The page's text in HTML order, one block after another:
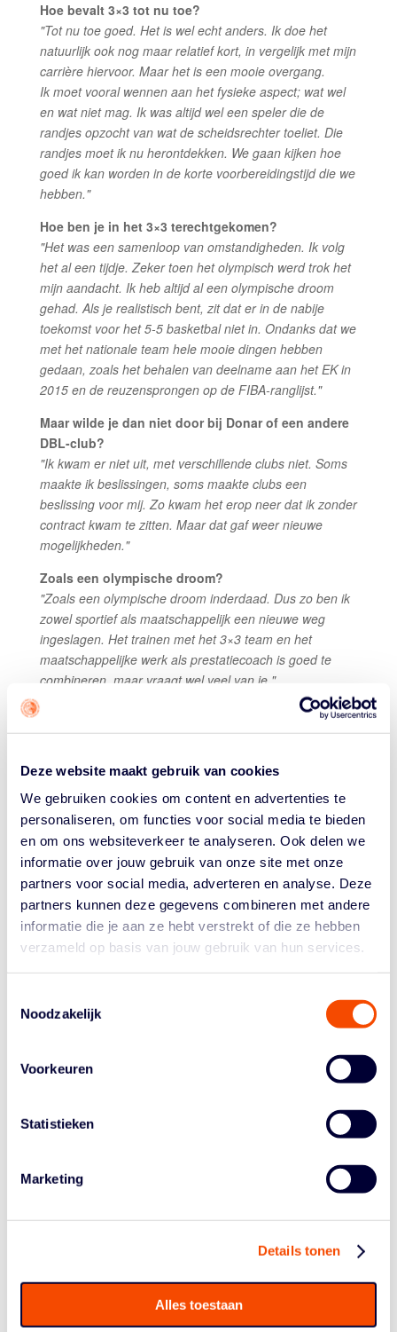
Deze website maakt gebruik van cookies
We gebruiken cookies om content en advertenties te
personaliseren, om functies voor social media te bieden
en om ons websiteverkeer te analyseren. Ook delen we
informatie over jouw gebruik van onze site met onze
partners voor social media, adverteren en analyse. Deze
partners kunnen deze gegevens combineren met andere
informatie die je aan ze hebt verstrekt of die ze hebben
verzameld op basis van jouw gebruik van hun services.
Noodzakelijk
Voorkeuren
Statistieken
Marketing
Details tonen
Alles toestaan
Hoe bevalt 3×3 tot nu toe?
"Tot nu toe goed. Het is wel echt anders. Ik doe het
natuurlijk ook nog maar relatief kort, in vergelijk met mijn
carrière hiervoor. Maar het is een mooie overgang.
Ik moet vooral wennen aan het fysieke aspect; wat wel
en wat niet mag. Ik was altijd wel een speler die de
randjes opzocht van wat de scheidsrechter toeliet. Die
randjes moet ik nu herontdekken. We gaan kijken hoe
goed ik kan worden in de korte voorbereidingstijd die we
hebben."
Hoe ben je in het 3×3 terechtgekomen?
"Het was een samenloop van omstandigheden. Ik volg
het al een tijdje. Zeker toen het olympisch werd trok het
mijn aandacht. Ik heb altijd al een olympische droom
gehad. Als je realistisch bent, zit dat er in de nabije
toekomst voor het 5-5 basketbal niet in. Ondanks dat we
met het nationale team hele mooie dingen hebben
gedaan, zoals het behalen van deelname aan het EK in
2015 en de reuzensprongen op de FIBA-ranglijst."
Maar wilde je dan niet door bij Donar of een andere
DBL-club?
"Ik kwam er niet uit, met verschillende clubs niet. Soms
maakte ik beslissingen, soms maakte clubs een
beslissing voor mij. Zo kwam het erop neer dat ik zonder
contract kwam te zitten. Maar dat gaf weer nieuwe
mogelijkheden."
Zoals een olympische droom?
"Zoals een olympische droom inderdaad. Dus zo ben ik
zowel sportief als maatschappelijk een nieuwe weg
ingeslagen. Het trainen met het 3×3 team en het
maatschappelijke werk als prestatiecoach is goed te
combineren, maar vraagt wel veel van je."
Had je zusje Zoë
er nog een rol in? Die speelt al
langer 3×3.
eerder ‘het zusje van’ was. Ik heb natuurlijk veel
wedstrijden van haar gezien, maar ik volgde het toen
meer op afstand dan nu uiteraard. Maar uiteindelijk is
het zelf spelen van 3×3 de beste manier om erachter te
komen of het iets is dat bij je past. Op die manier heb ik
het langzaam een beetje ontdekt, dat dit een mooie
vervolgstap zou kunnen zijn."
Er is naast jou nog iemand toegevoegd. En dat is
een bekende van jou; Ross Bekering.
"Dat is zeker een bekende van mij. Ik heb natuurlijk met
Had jij er nog een rol in dat hij erbij kwam?
gaan bestuderen en nagedacht over wat het team mist.
Ik keek een wedstrijd van Team Edmonton en zag daar
altijd contact gehouden met Ross en dacht dat hij
studeerde, maar richting het einde ging van zijn studie in
Canada ging. Het was voor mij een geval ‘nooit
zou gaan. En zei ik dat er misschien ook een rol was
balletje gaan rollen."
En hoe gaat het nu binnen het team? Je had